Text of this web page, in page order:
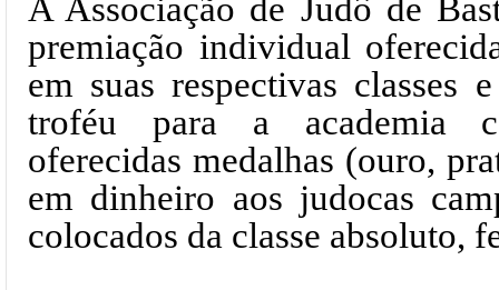
A Associação de Judô de
premiação individual
em suas respectivas classes
troféu para a academia
oferecidas medalhas (ouro,
em dinheiro aos judocas
colocados da classe absoluto,